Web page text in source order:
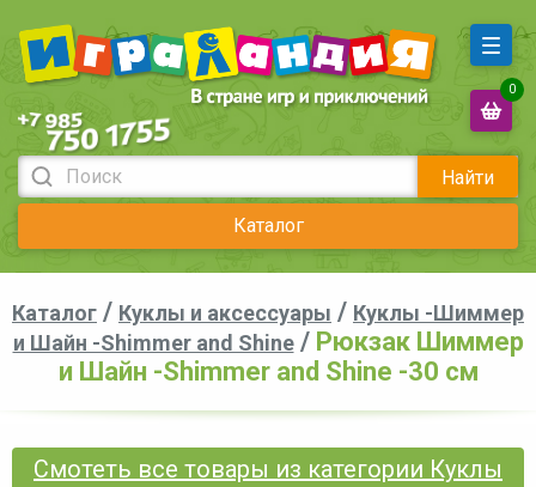
Найти
Каталог
0
Каталог / Куклы и аксессуары / Куклы -Шиммер
и Шайн -Shimmer and Shine/ Рюкзак Шиммер
и Шайн -Shimmer and Shine -30 см
Смотеть все товары из категории Куклы